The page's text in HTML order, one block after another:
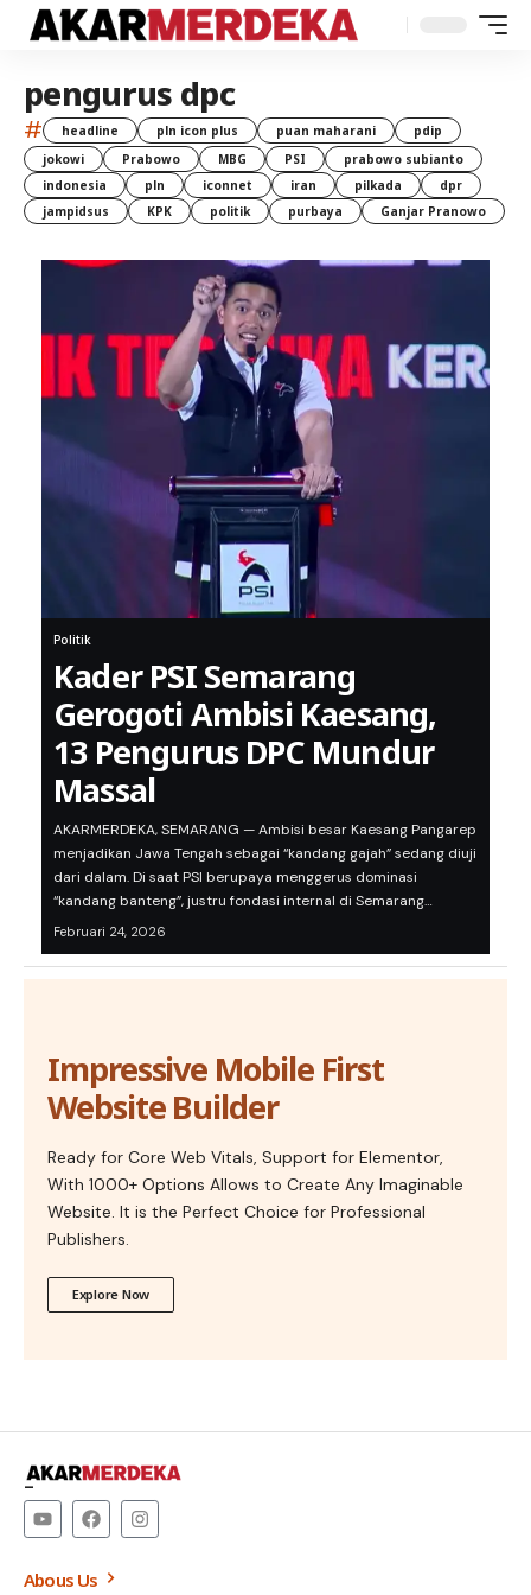
pengurus dpc
# headline pln icon plus puan maharani
pdip
jokowi
Prabowo MBG PSI
prabowo subianto
indonesia
pln iconnet iran pilkada
dpr
jampidsus
KPK politik purbaya Ganjar Pranowo
Politik
Kader PSI Semarang
Gerogoti Ambisi Kaesang,
13 Pengurus DPC Mundur
Massal
AKARMERDEKA, SEMARANG — Ambisi besar Kaesang Pangarep
menjadikan Jawa Tengah sebagai “kandang gajah” sedang diuji
dari dalam. Di saat PSI berupaya menggerus dominasi
“kandang banteng”, justru fondasi internal di Semarang…
Februari 24, 2026
Impressive Mobile First
Website Builder
Ready for Core Web Vitals, Support for Elementor,
With 1000+ Options Allows to Create Any Imaginable
Website. It is the Perfect Choice for Professional
Publishers.
Explore Now
–
Abous Us